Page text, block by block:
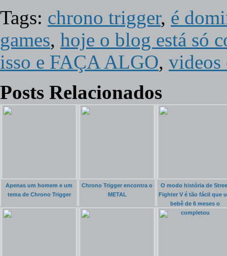
Tags: chrono trigger, é
games, hoje o blog está só
isso e FAÇA ALGO, videos
Posts Relacionados
Apenas um homem e um
tema de Chrono Trigger
Chrono Trigger encontra o
METAL
O modo história de
Fighter V é tão fácil que
bebê de 6 meses o
completou